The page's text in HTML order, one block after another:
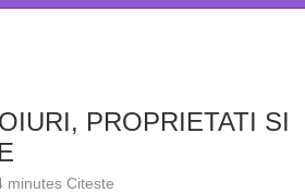
PROPRIETATI SI
minutes Citeste